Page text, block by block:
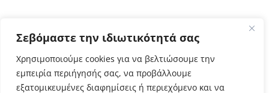
Σεβόμαστε την ιδιωτικότητά σας
Χρησιμοποιούμε cookies για να βελτιώσουμε την
εμπειρία περιήγησής σας, να προβάλλουμε
εξατομικευμένες διαφημίσεις ή περιεχόμενο και να